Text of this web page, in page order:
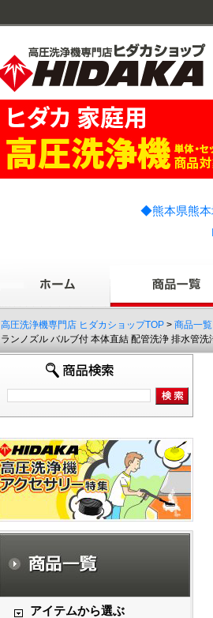
◆熊本県熊本
高圧洗浄機専門店 ヒダカショップTOP > 商品一覧
ランノズル バルブ付 本体直結 配管洗浄 排水管洗
アイテムから選ぶ